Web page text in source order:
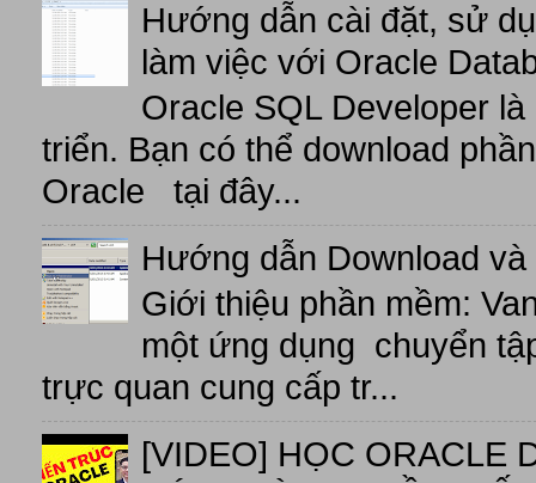
Hướng dẫn cài đặt, sử
làm việc với Oracle
Oracle SQL Developer
triển. Bạn có thể download
Oracle tại đây...
Hướng dẫn Download
Giới thiệu phần mềm:
một ứng dụng chuyển
trực quan cung cấp tr...
[VIDEO] HỌC ORACLE